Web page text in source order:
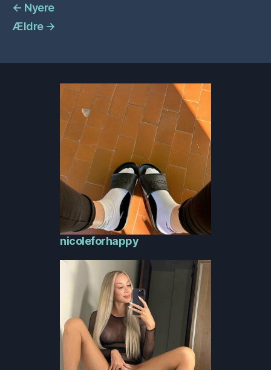
← Nyere
Ældre →
nicoleforhappy